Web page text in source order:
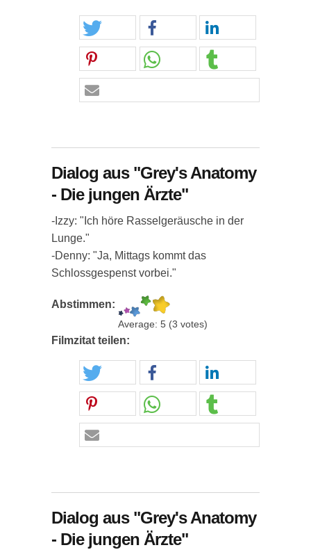
Dialog aus "Grey's Anatomy
- Die jungen Ärzte"
-Izzy: "Ich höre Rasselgeräusche in der
Lunge."
-Denny: "Ja, Mittags kommt das
Schlossgespenst vorbei."
Abstimmen:
Average: 5 (3 votes)
Filmzitat teilen:
Dialog aus "Grey's Anatomy
- Die jungen Ärzte"